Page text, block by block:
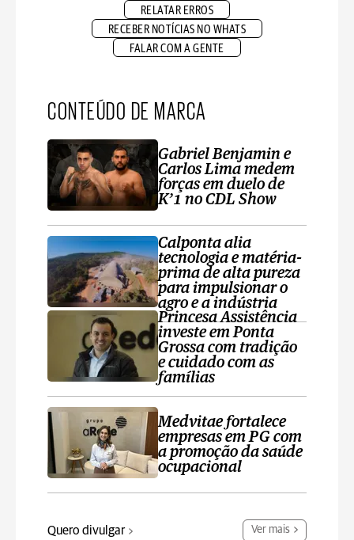
RELATAR ERROS
RECEBER NOTÍCIAS NO WHATS
FALAR COM A GENTE
CONTEÚDO DE MARCA
Gabriel Benjamin e
Carlos Lima medem
forças em duelo de
K’1 no CDL Show
Calponta alia
tecnologia e matéria-
prima de alta pureza
para impulsionar o
agro e a indústria
Princesa Assistência
investe em Ponta
Grossa com tradição
e cuidado com as
famílias
Medvitae fortalece
empresas em PG com
a promoção da saúde
ocupacional
Quero divulgar Ver mais